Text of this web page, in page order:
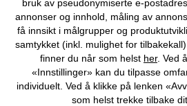
Kjøpsvilkår Personopplysninger
Om Oss Angre
© 2026 bonprix.
bruk av pseudonymiserte e-
annonser og innhold, måling av
få innsikt i målgrupper og
samtykket (inkl. mulighet for
finner du når som helst her. Ved
«Innstillinger» kan du tilpasse
individuelt. Ved å klikke på lenken
som helst trekke tilbake